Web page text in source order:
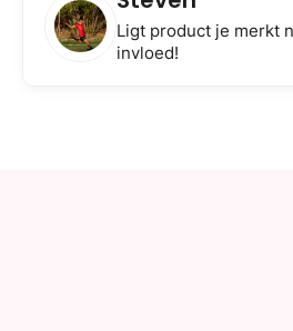
Ligt product je merkt
invloed!